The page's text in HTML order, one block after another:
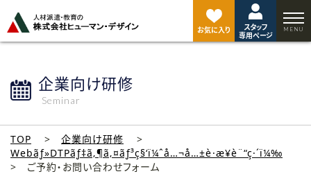
お気に入り
スタッフ
専用ページ
企業向け研修
Seminar
TOP
企業向け研修
Webãƒ»DTPãƒ‡ã‚¶ã‚¤ãƒ³ç§‘ï¼ˆå…¬å…±è·æ¥­è¨“ç·´ï¼‰
ご予約・お問い合わせフォーム
ジ
ト